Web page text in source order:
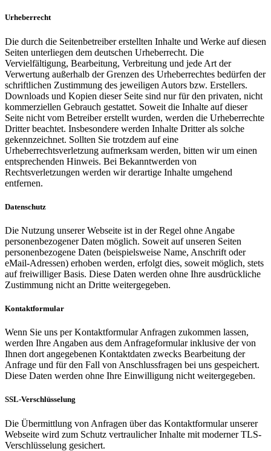
Urheberrecht
Die durch die Seitenbetreiber erstellten Inhalte und Werke auf diesen
Seiten unterliegen dem deutschen Urheberrecht. Die
Vervielfältigung, Bearbeitung, Verbreitung und jede Art der
Verwertung außerhalb der Grenzen des Urheberrechtes bedürfen der
schriftlichen Zustimmung des jeweiligen Autors bzw. Erstellers.
Downloads und Kopien dieser Seite sind nur für den privaten, nicht
kommerziellen Gebrauch gestattet. Soweit die Inhalte auf dieser
Seite nicht vom Betreiber erstellt wurden, werden die Urheberrechte
Dritter beachtet. Insbesondere werden Inhalte Dritter als solche
gekennzeichnet. Sollten Sie trotzdem auf eine
Urheberrechtsverletzung aufmerksam werden, bitten wir um einen
entsprechenden Hinweis. Bei Bekanntwerden von
Rechtsverletzungen werden wir derartige Inhalte umgehend
entfernen.
Datenschutz
Die Nutzung unserer Webseite ist in der Regel ohne Angabe
personenbezogener Daten möglich. Soweit auf unseren Seiten
personenbezogene Daten (beispielsweise Name, Anschrift oder
eMail-Adressen) erhoben werden, erfolgt dies, soweit möglich, stets
auf freiwilliger Basis. Diese Daten werden ohne Ihre ausdrückliche
Zustimmung nicht an Dritte weitergegeben.
Kontaktformular
Wenn Sie uns per Kontaktformular Anfragen zukommen lassen,
werden Ihre Angaben aus dem Anfrageformular inklusive der von
Ihnen dort angegebenen Kontaktdaten zwecks Bearbeitung der
Anfrage und für den Fall von Anschlussfragen bei uns gespeichert.
Diese Daten werden ohne Ihre Einwilligung nicht weitergegeben.
SSL-Verschlüsselung
Die Übermittlung von Anfragen über das Kontaktformular unserer
Webseite wird zum Schutz vertraulicher Inhalte mit moderner TLS-
Verschlüsselung gesichert.